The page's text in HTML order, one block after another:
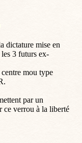
dictature mise en
3 futurs ex-
mou type
par un
ce verrou à la liberté